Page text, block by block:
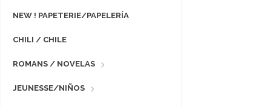
NEW ! PAPETERIE/PAPELERÍA
CHILI / CHILE
ROMANS / NOVELAS
JEUNESSE/NIÑOS